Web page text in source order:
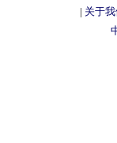
| 关于我